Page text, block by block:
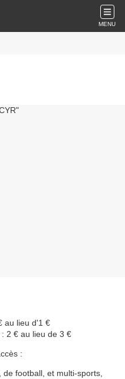
MENU
au lieu d'1 €
2 € au lieu de 3 €
:
football, et multi-sports,